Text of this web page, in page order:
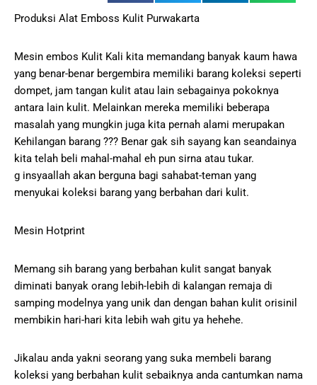
Produksi Alat Emboss Kulit Purwakarta
Mesin embos Kulit Kali kita memandang banyak kaum hawa
yang benar-benar bergembira memiliki barang koleksi seperti
dompet, jam tangan kulit atau lain sebagainya pokoknya
antara lain kulit. Melainkan mereka memiliki beberapa
masalah yang mungkin juga kita pernah alami merupakan
Kehilangan barang ??? Benar gak sih sayang kan seandainya
kita telah beli mahal-mahal eh pun sirna atau tukar.
g insyaallah akan berguna bagi sahabat-teman yang
menyukai koleksi barang yang berbahan dari kulit.
Mesin Hotprint
Memang sih barang yang berbahan kulit sangat banyak
diminati banyak orang lebih-lebih di kalangan remaja di
samping modelnya yang unik dan dengan bahan kulit orisinil
membikin hari-hari kita lebih wah gitu ya hehehe.
Jikalau anda yakni seorang yang suka membeli barang
koleksi yang berbahan kulit sebaiknya anda cantumkan nama